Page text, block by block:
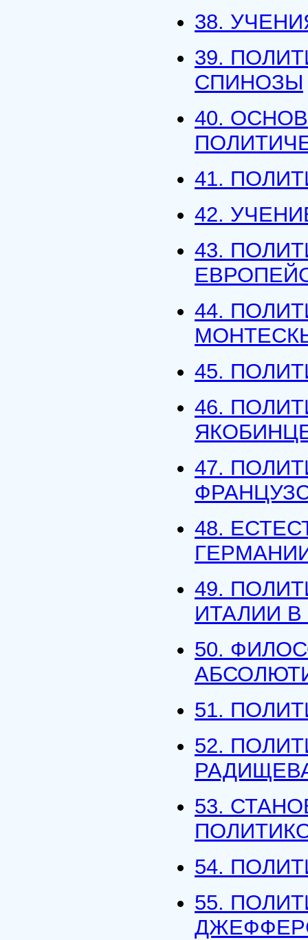
38.
39.
СПИНОЗЫ
40.
41.
42.
43.
44.
45.
46.
47.
48.
49.
ИТАЛИИ В
50.
51.
52.
53.
54.
55.